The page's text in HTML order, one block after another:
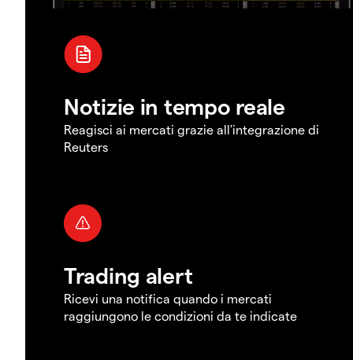
Notizie in tempo reale
Reagisci ai mercati grazie all'integrazione di
Reuters
Trading alert
Ricevi una notifica quando i mercati
raggiungono le condizioni da te indicate